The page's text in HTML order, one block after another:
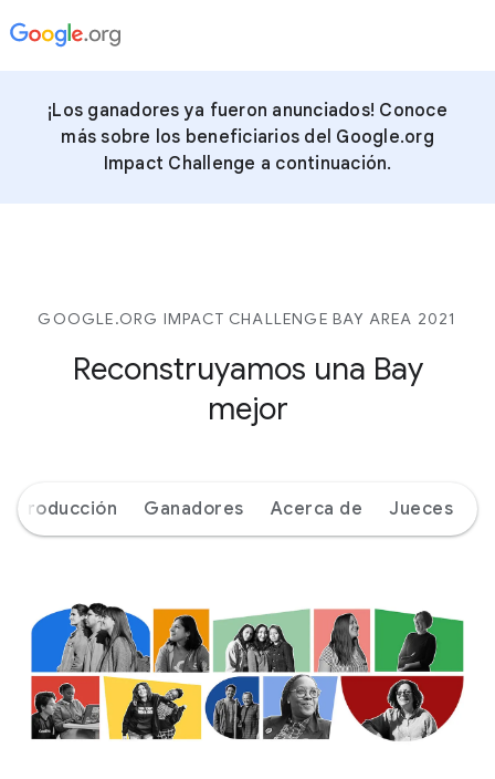
¡Los ganadores ya fueron anunciados! Conoce
más sobre los beneficiarios del Google.org
Impact Challenge a continuación.
GOOGLE.ORG IMPACT CHALLENGE BAY AREA 2021
Reconstruyamos una Bay
mejor
Introducción Ganadores Acerca de Jueces